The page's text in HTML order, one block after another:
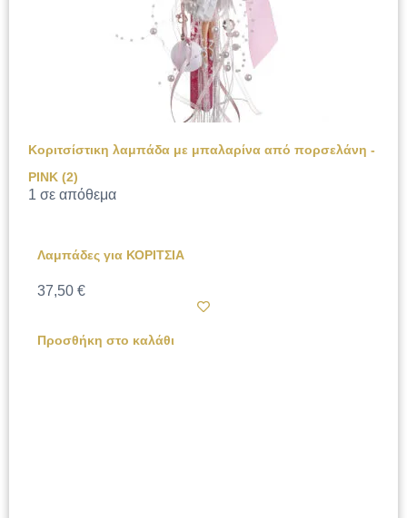
Κοριτσίστικη λαμπάδα με μπαλαρίνα από πορσελάνη -
PINK (2)
1 σε απόθεμα
Λαμπάδες για ΚΟΡΙΤΣΙΑ
37,50 €
Προσθήκη στο καλάθι